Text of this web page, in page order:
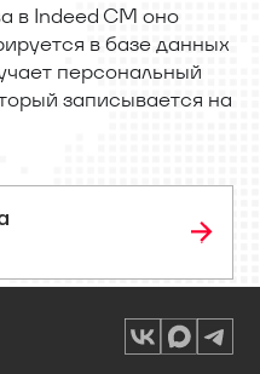
в Indeed CM оно
в базе данных
персональный
записывается на